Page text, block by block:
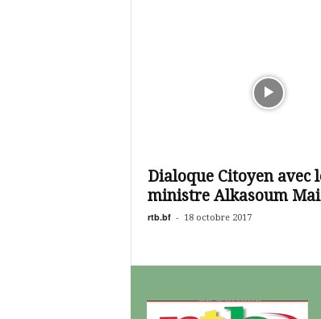
Dialoque Citoyen avec
ministre Alkasoum
rtb.bf - 18 octobre 2017